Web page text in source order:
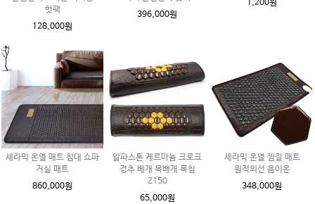
핫팩
128,000원
396,000원
1,200원
세라믹 온열 매트 침대 쇼파
거실 매트
860,000원
알파스톤 게르마늄 크로크
경추 베개 목배개 목침
Z150
65,000원
세라믹 온열 찜질 매트
원적외선 음이온
348,000원